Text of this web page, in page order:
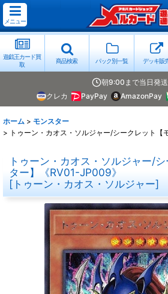
メニュー
遊戯王カード買
取
商品検索 パック別一覧 デッキ販
朝9:00まで当日発送
クレカ
PayPay AmazonPay
ホーム > モンスター
> トゥーン・カオス・ソルジャー/シークレット【
トゥーン・カオス・ソルジャー/
ター】《RV01-JP009》
[ トゥーン・カオス・ソルジャー]